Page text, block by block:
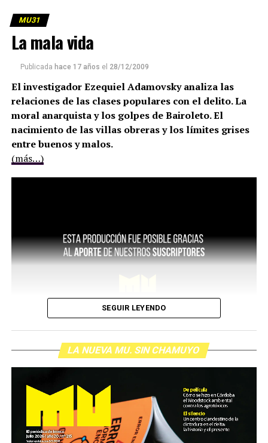
MU31
La mala vida
Publicada hace 17 años el 28/12/2009
El investigador Ezequiel Adamovsky analiza las
relaciones de las clases populares con el delito. La
moral anarquista y los golpes de Bairoleto. El
nacimiento de las villas obreras y los límites grises
entre buenos y malos.
(más…)
SEGUIR LEYENDO
LA NUEVA MU. SIN CHAMUYO